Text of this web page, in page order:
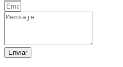
Enviar